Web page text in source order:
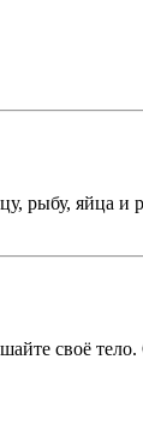
рыбу, яйца и
своё